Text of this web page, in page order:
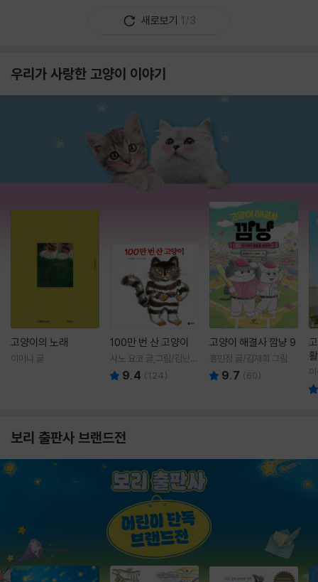
새로보기 1/3
우리가 사랑한 고양이 이야기
고양이의 노래
이미나 글
100만 번 산 고양이
사노 요코 글,그림/김난주
역 9.4 (124)
고양이 해결사 깜냥 9
홍민정 글/김재희 그림
9.7 (60)
보리 출판사 브랜드전